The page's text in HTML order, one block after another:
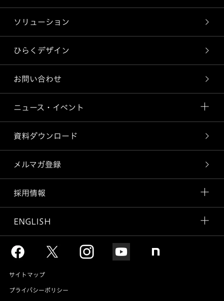
ソリューション
ひらくデザイン
お問い合わせ
ニュース・イベント
資料ダウンロード
メルマガ登録
採用情報
ENGLISH
サイトマップ
プライバシーポリシー